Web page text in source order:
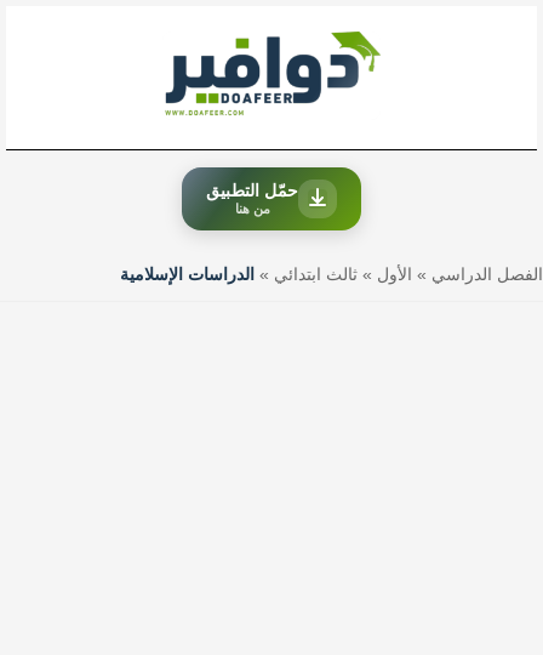
حمّل التطبيق
من هنا
الفصل الدراسي » الأول » ثالث ابتدائي » الدراسات الإسلامية